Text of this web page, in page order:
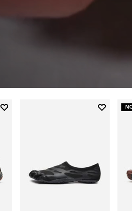
Add to wishlist
Add to